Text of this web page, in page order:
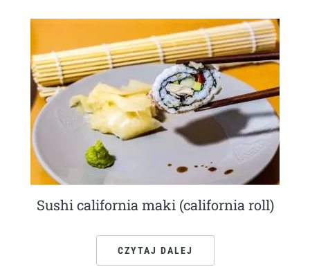
Sushi california maki (california roll)
CZYTAJ DALEJ